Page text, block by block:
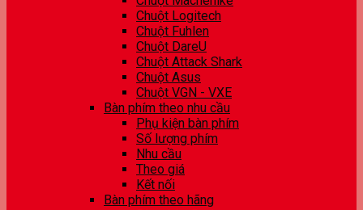
Chuột Logitech
Chuột Fuhlen
Chuột DareU
Chuột Attack Shark
Chuột Asus
Chuột VGN - VXE
Bàn phím theo nhu cầu
Phụ kiện bàn phím
Số lượng phím
Nhu cầu
Theo giá
Kết nối
Bàn phím theo hãng